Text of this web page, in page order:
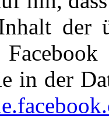
der
in der